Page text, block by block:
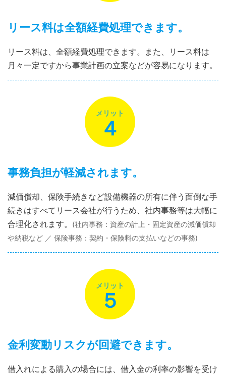
リース料は全額経費処理できます。
リース料は、全額経費処理できます。また、リース料は
月々一定ですから事業計画の立案などが容易になります。
メリット
４
事務負担が軽減されます。
減価償却、保険手続きなど設備機器の所有に伴う面倒な手
続きはすべてリース会社が行うため、社内事務等は大幅に
合理化されます。
(社内事務：資産の計上・固定資産の減価償却
や納税など ／ 保険事務：契約・保険料の支払いなどの事務)
メリット
５
金利変動リスクが回避できます。
借入れによる購入の場合には、借入金の利率の影響を受け